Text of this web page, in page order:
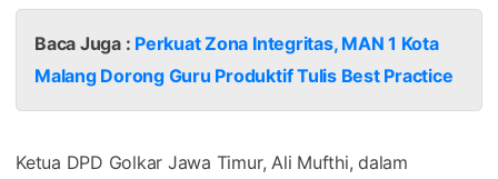
Baca Juga : Perkuat Zona Integritas, MAN 1 Kota
Malang Dorong Guru Produktif Tulis Best Practice
Ketua DPD Golkar Jawa Timur, Ali Mufthi, dalam